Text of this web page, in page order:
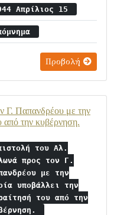
Απρίλιος 15
Προβολή
Γ. Παπανδρέου με την
από την κυβέρνηση.
του Αλ.
προς τον Γ.
με την
υποβάλλει την
του από την